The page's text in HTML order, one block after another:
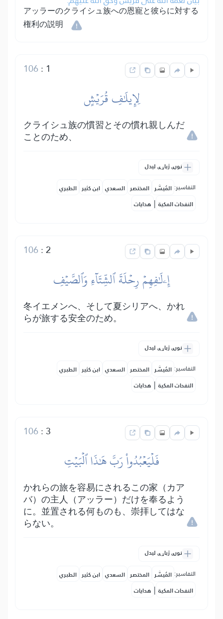
アッラーのクライシュ族への恩寵と彼らに対する
権利の説明
1
:
106
لِإِيلَٰفِ قُرَيۡشٍ
クライシュ族の慣習とその慣れ親しんだ
ことのため、
نورې ژباړې لیدل
التفاسير: المُيسَّر المختصر السعدي ابن كثير الطبري
النفحات المكية | هدايات
2
:
106
إِۦلَٰفِهِمۡ رِحۡلَةَ ٱلشِّتَآءِ وَٱلصَّيۡفِ
冬イエメンへ、そして夏シリアへ、かれ
らが旅する安全のため。
نورې ژباړې لیدل
التفاسير: المُيسَّر المختصر السعدي ابن كثير الطبري
النفحات المكية | هدايات
3
:
106
فَلۡيَعۡبُدُواْ رَبَّ هَٰذَا ٱلۡبَيۡتِ
かれらの旅を容易にされるこの家（カア
バ）の主人（アッラー）だけを奉るよう
に。並置される何ものも、崇拝してはな
らない。
نورې ژباړې لیدل
التفاسير: المُيسَّر المختصر السعدي ابن كثير الطبري
النفحات المكية | هدايات